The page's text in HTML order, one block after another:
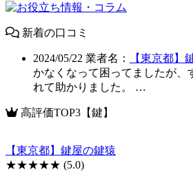
新着の口コミ
2024/05/22 業者名： 【東京都】
かなくなって困ってましたが、
れて助かりました。 …
高評価TOP3【鍵】
【東京都】鍵屋の鍵猿
★★★★★ (5.0)